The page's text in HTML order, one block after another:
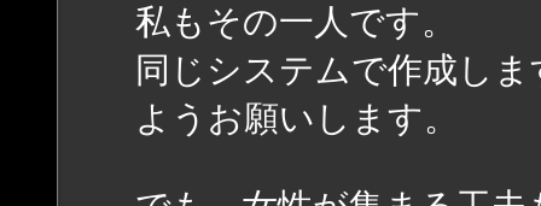
私もその一人です。
同じシステムで作成し
ようお願いします。